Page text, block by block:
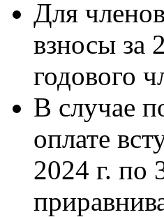
Для
взносы за
годового
В случае
оплате
2024 г. по